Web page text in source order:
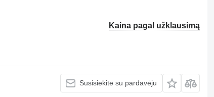
Kaina pagal užklausimą
Susisiekite su pardavėju